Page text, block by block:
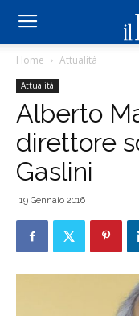
Home Attualità
Attualità
Alberto
direttore
Gaslini
19 Gennaio 2016